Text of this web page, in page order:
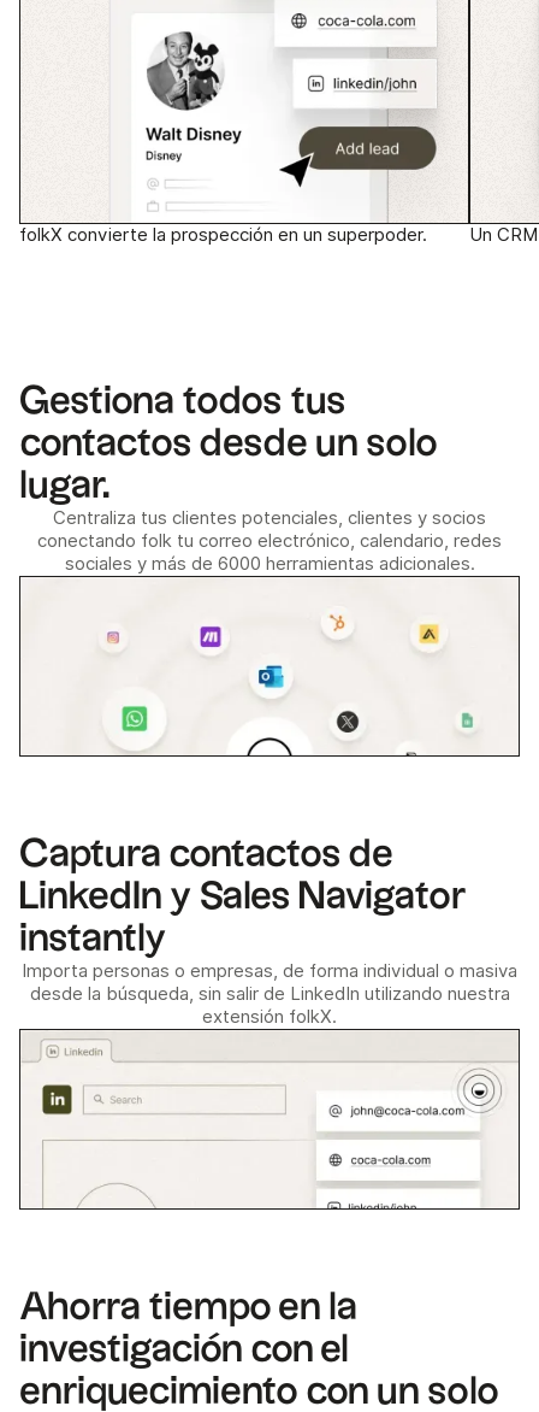
folkX convierte la prospección en un superpoder. Un
Gestiona todos tus
contactos desde un solo
lugar.
Centraliza tus clientes potenciales, clientes y socios
conectando folk tu correo electrónico, calendario, redes
sociales y más de 6000 herramientas adicionales.
Captura contactos de
LinkedIn y Sales Navigator
instantly
Importa personas o empresas, de forma individual o masiva
desde la búsqueda, sin salir de LinkedIn utilizando nuestra
extensión folkX.
Ahorra tiempo en la
investigación con el
enriquecimiento con un solo